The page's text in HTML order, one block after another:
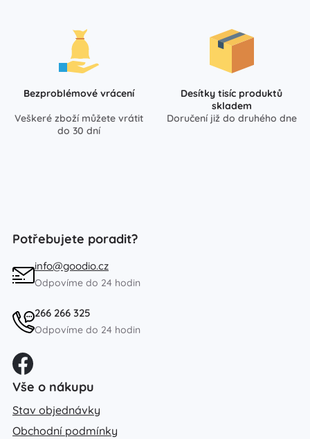
Bezproblémové vrácení
Veškeré zboží můžete vrátit
do 30 dní
Desítky tisíc produktů
skladem
Doručení již do druhého dne
Potřebujete poradit?
info@goodio.cz
Odpovíme do 24 hodin
266 266 325
Odpovíme do 24 hodin
Vše o nákupu
Stav objednávky
Obchodní podmínky